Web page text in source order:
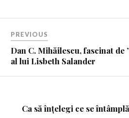
PREVIOUS
Dan C. Mihăilescu, fascinat
al lui Lisbeth Salander
Ca să înțelegi ce se